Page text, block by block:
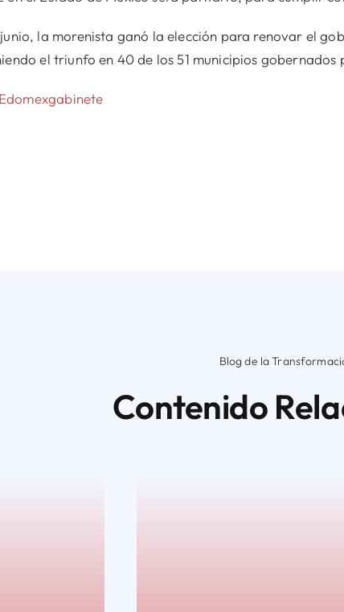
la morenista ganó la elección para renovar el
el triunfo en 40 de los 51 municipios gobernados
Edomexgabinete
Blog de la
Contenido